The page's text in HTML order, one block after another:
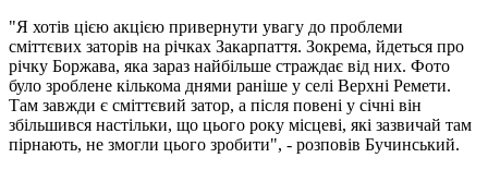
"Я хотів цією акцією привернути увагу до проблеми
сміттєвих заторів на річках Закарпаття. Зокрема, йдеться про
річку Боржава, яка зараз найбільше страждає від них. Фото
було зроблене кількома днями раніше у селі Верхні Ремети.
Там завжди є сміттєвий затор, а після повені у січні він
збільшився настільки, що цього року місцеві, які зазвичай там
пірнають, не змогли цього зробити", - розповів Бучинський.